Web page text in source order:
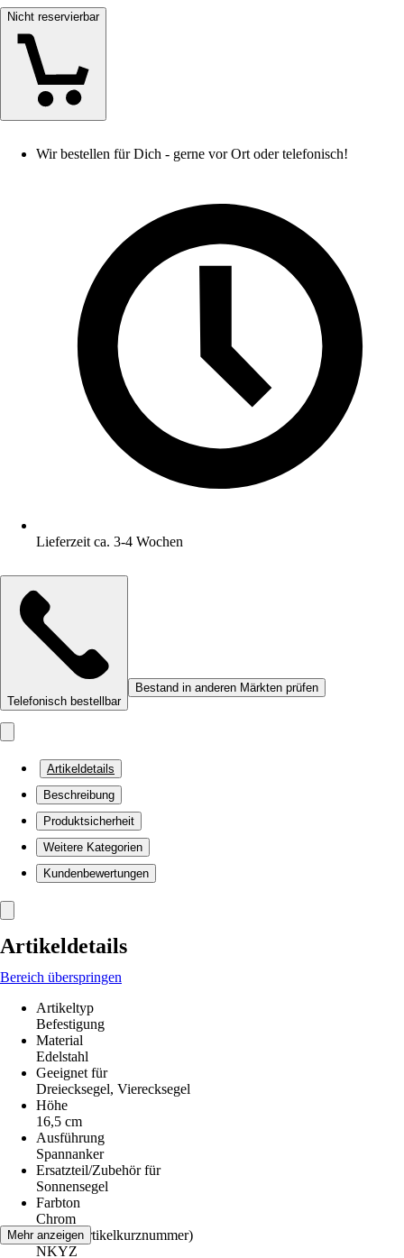
Nicht reservierbar
Wir bestellen für Dich - gerne vor Ort oder telefonisch!
Lieferzeit ca. 3-4 Wochen
Telefonisch bestellbar
Bestand in anderen Märkten prüfen
Artikeldetails
Beschreibung
Produktsicherheit
Weitere Kategorien
Kundenbewertungen
Artikeldetails
Bereich überspringen
Artikeltyp
Befestigung
Material
Edelstahl
Geeignet für
Dreiecksegel, Vierecksegel
Höhe
16,5 cm
Ausführung
Spannanker
Ersatzteil/Zubehör für
Sonnensegel
Farbton
Chrom
AKN (Artikelkurznummer)
NKYZ
Mehr anzeigen